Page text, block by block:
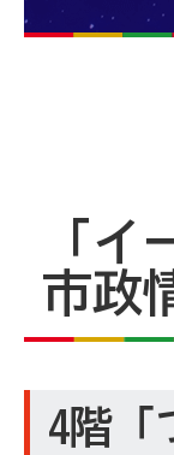
「
市政
4階「